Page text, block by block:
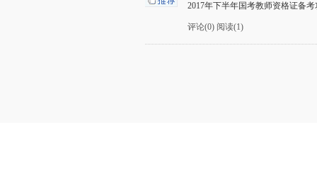
2017年下半年国考教师资格证备
评论(0) 阅读(1)